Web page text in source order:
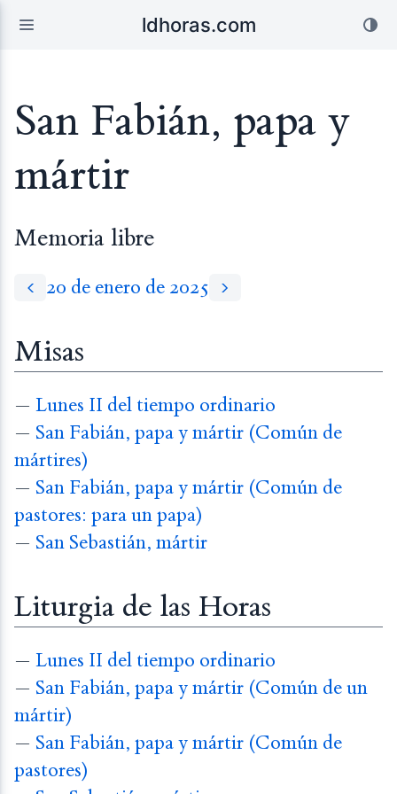
ldhoras.com
San Fabián, papa y
mártir
Memoria libre
20 de enero de 2025
Misas
— Lunes II del tiempo ordinario
— San Fabián, papa y mártir (Común de
mártires)
— San Fabián, papa y mártir (Común de
pastores: para un papa)
— San Sebastián, mártir
Liturgia de las Horas
— Lunes II del tiempo ordinario
— San Fabián, papa y mártir (Común de un
mártir)
— San Fabián, papa y mártir (Común de
pastores)